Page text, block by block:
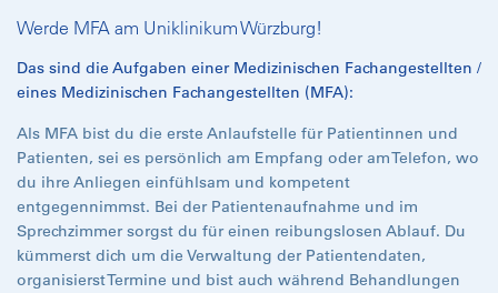
Werde MFA am Uniklinikum Würzburg!
Das sind die Aufgaben einer Medizinischen Fachangestellten /
eines Medizinischen Fachangestellten (MFA):
Als MFA bist du die erste Anlaufstelle für Patientinnen und
Patienten, sei es persönlich am Empfang oder am Telefon, wo
du ihre Anliegen einfühlsam und kompetent
entgegennimmst. Bei der Patientenaufnahme und im
Sprechzimmer sorgst du für einen reibungslosen Ablauf. Du
kümmerst dich um die Verwaltung der Patientendaten,
organisierst Termine und bist auch während Behandlungen